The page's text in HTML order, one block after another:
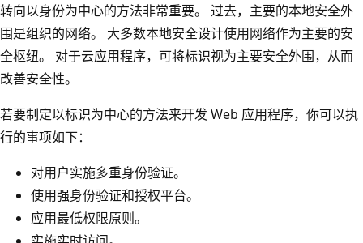
转向以身份为中心的方法非常重要。 过去，主要的本地安全外
围是组织的网络。 大多数本地安全设计使用网络作为主要的安
全枢纽。 对于云应用程序，可将标识视为主要安全外围，从而
改善安全性。
若要制定以标识为中心的方法来开发 Web 应用程序，你可以执
行的事项如下：
对用户实施多重身份验证。
使用强身份验证和授权平台。
应用最低权限原则。